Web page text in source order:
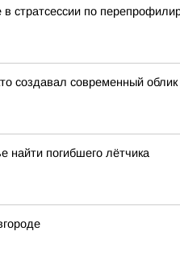
в стратсессии по
создавал современный облик
найти погибшего лётчика